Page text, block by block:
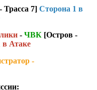
Трасса 7] Сторона 1 в
- ЧВК[Остров -
в Атаке
-